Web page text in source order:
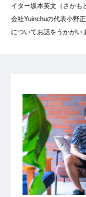
イター坂本英文（さかも
会社Yuinchuの代表小野
についてお話をうかがい